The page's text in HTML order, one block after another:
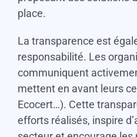
place.
La transparence est
responsabilité. Les
communiquent
mettent en avant leurs
Ecocert…). Cette
efforts réalisés, inspire